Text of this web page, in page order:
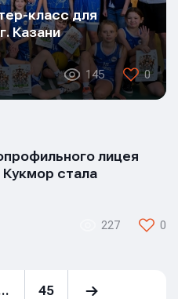
класс для
Казани
145 0
лицея
Кукмор стала
227 0
45